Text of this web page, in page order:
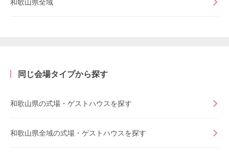
同じ会場タイプから探す
和歌山県の式場・ゲストハウスを探す
和歌山県全域の式場・ゲストハウスを探す